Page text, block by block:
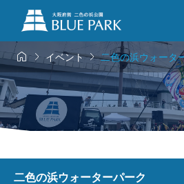
イベント二色の浜ウォータ
二色の浜ウォーターパーク